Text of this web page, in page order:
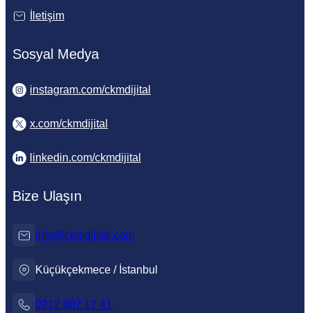
İletişim
Sosyal Medya
instagram.com/ckmdijital
x.com/ckmdijital
linkedin.com/ckmdijital
Bize Ulaşın
info@ckmdijital.com
Küçükçekmece / İstanbul
0212 807 12 41